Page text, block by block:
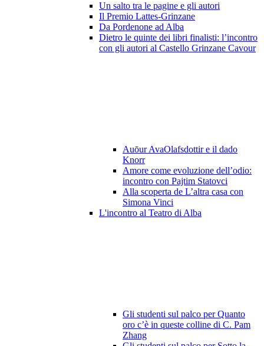
Un salto tra le pagine e gli autori
Il Premio Lattes-Grinzane
Da Pordenone ad Alba
Dietro le quinte dei libri finalisti: l’incontro
con gli autori al Castello Grinzane Cavour
Auōur AvaOlafsdottir e il dado
Knorr
Amore come evoluzione dell’odio:
incontro con Pajtim Statovci
Alla scoperta de L’altra casa con
Simona Vinci
L'incontro al Teatro di Alba
Gli studenti sul palco per Quanto
oro c’è in queste colline di C. Pam
Zhang